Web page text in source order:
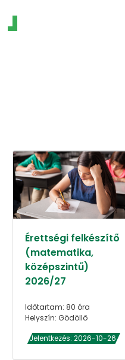
Érettségi felkészítő
(matematika,
középszintű)
2026/27
Időtartam: 80 óra
Helyszín: Gödöllő
Jelentkezés: 2026-10-26